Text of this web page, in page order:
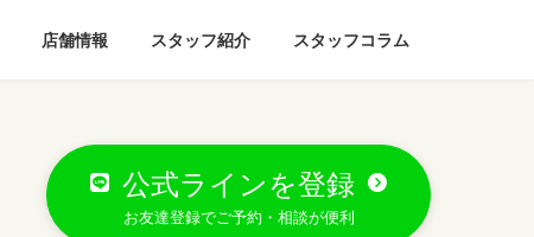
店舗情報 スタッフ紹介 スタッフコラム
公式ラインを登録
お友達登録でご予約・相談が便利